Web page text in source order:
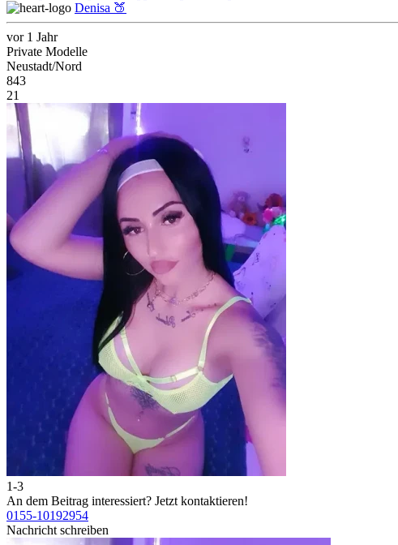
Denisa 🍑
vor 1 Jahr
Private Modelle
Neustadt/Nord
843
21
1-3
An dem Beitrag interessiert? Jetzt kontaktieren!
0155-10192954
Nachricht schreiben